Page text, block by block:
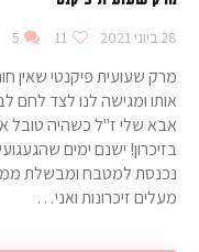
28 ביוני 2021 11
5
מרק שעועית פיקנטי שאין
אותו ומגישה לנו לצד לחם
אבא שלי ז"ל כשהיה טובל
בזיכרון! ישנם ימים
נכנסת למטבח ומבשלת
מעלים זיכרונות ואני…